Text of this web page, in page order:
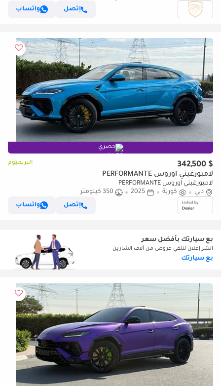
إتصل
واتساب
حصري
$ 342,500 البريميوم
لامبورغيني اوروس PERFORMANTE
لامبورغيني اوروس PERFORMANTE
دبي
كورية 2025
350 كيلومتر
إتصل
واتساب
بع سيارتك بأفضل سعر
انشر إعلان لتلقي عروض من آلاف الشارين
بع سيارتك